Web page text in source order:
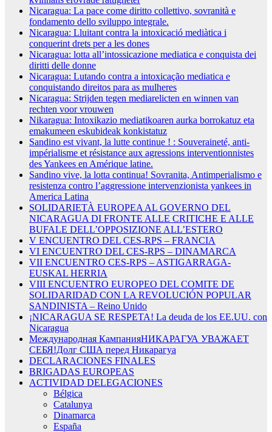
Nicaragua: La pace come diritto collettivo, sovranità e
fondamento dello sviluppo integrale.
Nicaragua: Lluitant contra la intoxicació mediàtica i
conquerint drets per a les dones
Nicaragua: lotta all’intossicazione mediatica e conquista dei
diritti delle donne
Nicaragua: Lutando contra a intoxicação mediatica e
conquistando direitos para as mulheres
Nicaragua: Strijden tegen mediarelicten en winnen van
rechten voor vrouwen
Nikaragua: Intoxikazio mediatikoaren aurka borrokatuz eta
emakumeen eskubideak konkistatuz
Sandino est vivant, la lutte continue ! : Souveraineté, anti-
impérialisme et résistance aux agressions interventionnistes
des Yankees en Amérique latine.
Sandino vive, la lotta continua! Sovranita, Antimperialismo e
resistenza contro l’aggressione intervenzionista yankees in
America Latina
SOLIDARIETÀ EUROPEA AL GOVERNO DEL
NICARAGUA DI FRONTE ALLE CRITICHE E ALLE
BUFALE DELL’OPPOSIZIONE ALL’ESTERO
V ENCUENTRO DEL CES-RPS – FRANCIA
VI ENCUENTRO DEL CES-RPS – DINAMARCA
VII ENCUENTRO CES-RPS – ASTIGARRAGA-
EUSKAL HERRIA
VIII ENCUENTRO EUROPEO DEL COMITE DE
SOLIDARIDAD CON LA REVOLUCIÓN POPULAR
SANDINISTA – Reino Unido
¡NICARAGUA SE RESPETA! La deuda de los EE.UU. con
Nicaragua
Международная КампанияНИКАРАГУА УВАЖАЕТ
СЕБЯ!Долг США перед Никарагуа
DECLARACIONES FINALES
BRIGADAS EUROPEAS
ACTIVIDAD DELEGACIONES
Bélgica
Catalunya
Dinamarca
España